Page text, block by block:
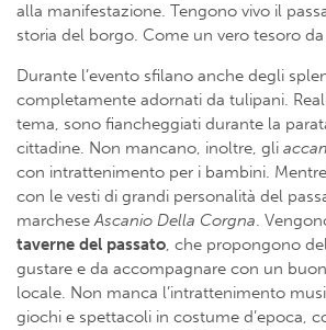
alla manifestazione. Tengono vivo il
storia del borgo. Come un vero tesoro
Durante l’evento sfilano anche degli
completamente adornati da tulipani.
tema, sono fiancheggiati durante la
cittadine. Non mancano, inoltre, gli
con intrattenimento per i bambini.
con le vesti di grandi personalità del
marcheseAscanio Della Corgna.
taverne del passato, che propongono
gustare e da accompagnare con un
locale. Non manca l’intrattenimento
giochi e spettacoli in costume d’epoca,